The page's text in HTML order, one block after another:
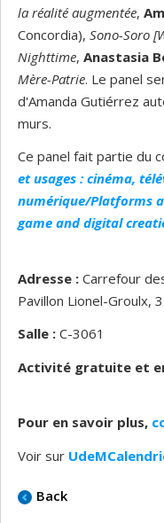
la réalité augmentée,
Concordia), Sono-Soro
Nighttime, Anastasia
Mère-Patrie. Le panel
d'Amanda Gutiérrez
murs.
Ce panel fait partie du
et usages : cinéma,
numérique/Platforms
game and digital
Adresse : Carrefour
Pavillon Lionel-Groulx,
Salle : C-3061
Activité gratuite et
Pour en savoir plus,
Voir sur
Back